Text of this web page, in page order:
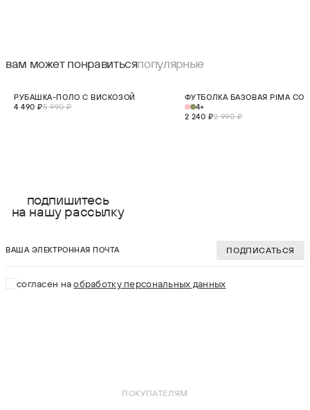
вам может понравитьсяпопулярные
НОВИНКА
S
РУБАШКА-ПОЛО С ВИСКОЗОЙ
4 490 ₽5 990 ₽
ФУТБОЛКА БАЗОВАЯ PIMA
4+
2 240 ₽2 990 ₽
подпишитесь
на нашу рассылку
ПОДПИСАТЬСЯ
согласен наобработку персональных данных
ПОКУПАТЕЛЯМ